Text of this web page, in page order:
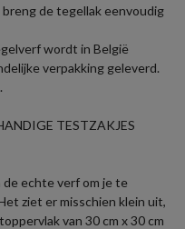
de tegellak eenvoudig
wordt in België
verpakking geleverd.
TESTZAKJES
echte verf om je te
ziet er misschien klein uit,
van 30 cm x 30 cm